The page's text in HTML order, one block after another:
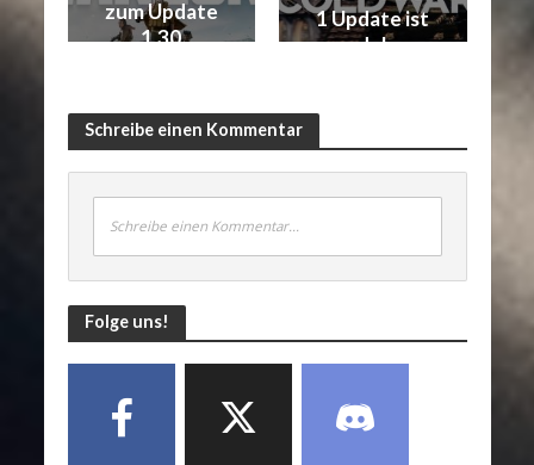
zum Update
1.30
1 Update ist
da!
Schreibe einen Kommentar
Schreibe einen Kommentar...
Folge uns!